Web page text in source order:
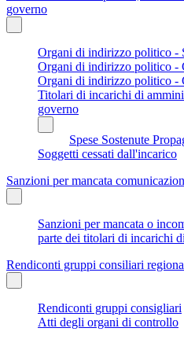
governo
Organi di indirizzo politico -
Organi di indirizzo politico -
Organi di indirizzo politico -
Titolari di incarichi di
governo
Spese Sostenute
Soggetti cessati dall'incarico
Sanzioni per mancata
Sanzioni per mancata o
parte dei titolari di incarichi
Rendiconti gruppi consiliari
Rendiconti gruppi consigliari
Atti degli organi di controllo